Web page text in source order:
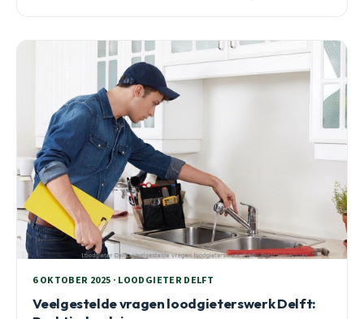
6 OKTOBER 2025 · LOODGIETER DELFT
Veelgestelde vragen loodgieterswerk Delft: